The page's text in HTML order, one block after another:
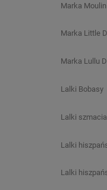
Marka
Marka Little
Marka Lullu
Lalki Bobasy
Lalki
Lalki
Lalki